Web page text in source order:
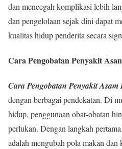
dan mencegah komplikasi lebih
dan pengelolaan sejak dini dapat
kualitas hidup penderita secara
Cara Pengobatan Penyakit
Cara Pengobatan Penyakit
dengan berbagai pendekatan. Di
hidup, penggunaan obat-obatan
perlukan. Dengan langkah
adalah mengubah pola makan dan